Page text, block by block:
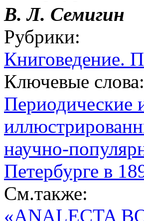
В. Л. Семигин
Рубрики:
Книговедение.
Ключевые слова:
Периодические
научно-
Петербурге в
См.также:
«ANALECTA